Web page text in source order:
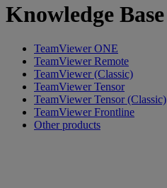
Knowledge Base
TeamViewer ONE
TeamViewer Remote
TeamViewer (Classic)
TeamViewer Tensor
TeamViewer Tensor (Classic)
TeamViewer Frontline
Other products